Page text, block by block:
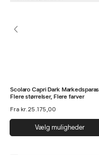
Scolaro Capri Dark
Flere størrelser, Flere farver
Frakr.25.175,00
Vælg muligheder